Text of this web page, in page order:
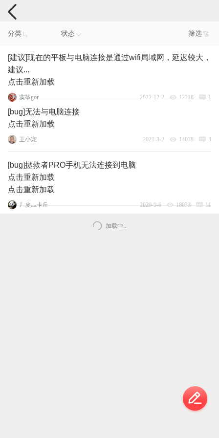
手机反馈
分类 状态 筛选
[建议]现在的平板与电脑连接是通过wifi局域网，延迟较大，
建议...
点击重新加载
窦筝gor 2022-12-2 12218 1
[bug]无法与电脑连接
点击重新加载
王小宠 2021-3-2 14078 3
[bug]拯救者PRO手机无法连接到电脑
点击重新加载
点击重新加载
丿皮灬卡丘 2020-9-6 18033 11
加载中..